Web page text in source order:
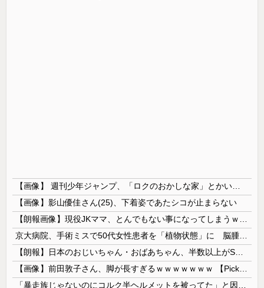
【画像】影山優佳さん(25)、下着姿であたシコが止まらない